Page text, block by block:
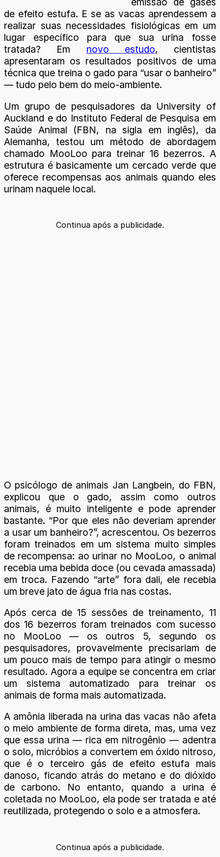
de efeito estufa. E se as vacas aprendessem a
realizar suas necessidades fisiológicas em um
lugar específico para que sua urina fosse
tratada? Em novo estudo, cientistas
apresentaram os resultados positivos de uma
técnica que treina o gado para “usar o banheiro”
— tudo pelo bem do meio-ambiente.
Um grupo de pesquisadores da University of
Auckland e do Instituto Federal de Pesquisa em
Saúde Animal (FBN, na sigla em inglês), da
Alemanha, testou um método de abordagem
chamado MooLoo para treinar 16 bezerros. A
estrutura é basicamente um cercado verde que
oferece recompensas aos animais quando eles
urinam naquele local.
Continua após a publicidade.
O psicólogo de animais Jan Langbein, do FBN,
explicou que o gado, assim como outros
animais, é muito inteligente e pode aprender
bastante. “Por que eles não deveriam aprender
a usar um banheiro?”, acrescentou. Os bezerros
foram treinados em um sistema muito simples
de recompensa: ao urinar no MooLoo, o animal
recebia uma bebida doce (ou cevada amassada)
em troca. Fazendo “arte” fora dali, ele recebia
um breve jato de água fria nas costas.
Após cerca de 15 sessões de treinamento, 11
dos 16 bezerros foram treinados com sucesso
no MooLoo — os outros 5, segundo os
pesquisadores, provavelmente precisariam de
um pouco mais de tempo para atingir o mesmo
resultado. Agora a equipe se concentra em criar
um sistema automatizado para treinar os
animais de forma mais automatizada.
A amônia liberada na urina das vacas não afeta
o meio ambiente de forma direta, mas, uma vez
que essa urina — rica em nitrogênio — adentra
o solo, micróbios a convertem em óxido nitroso,
que é o terceiro gás de efeito estufa mais
danoso, ficando atrás do metano e do dióxido
de carbono. No entanto, quando a urina é
coletada no MooLoo, ela pode ser tratada e até
reutilizada, protegendo o solo e a atmosfera.
Continua após a publicidade.